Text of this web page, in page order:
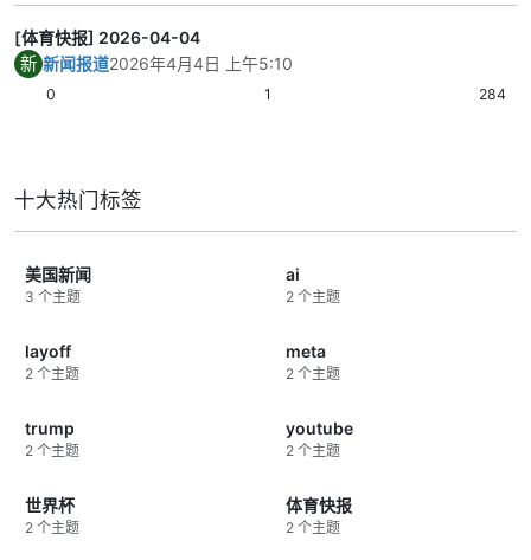
[体育快报] 2026-04-04
新 新闻报道2026年4月4日 上午5:10
0 1 284
十大热门标签
美国新闻
3 个主题
ai
2 个主题
layoff
2 个主题
meta
2 个主题
trump
2 个主题
youtube
2 个主题
世界杯
2 个主题
体育快报
2 个主题